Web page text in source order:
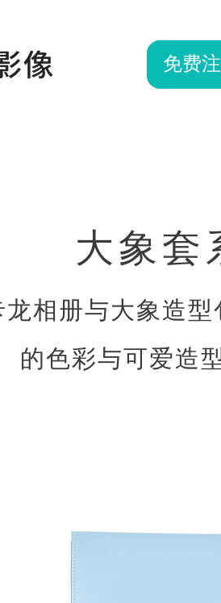
免费
大象套
龙相册与大象造
的色彩与可爱造